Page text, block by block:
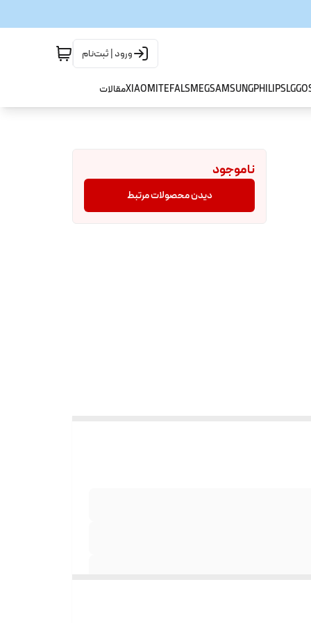
ورود | ثبت‌نام
LG
PHILIPS
SAMSUNG
SMEG
TEFAL
XIAOMIمقالات
ناموجود
دیدن محصولات مرتبط